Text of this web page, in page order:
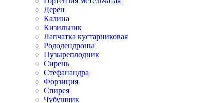
Дерен
Калина
Кизильник
Лапчатка кустарниковая
Рододендроны
Пузыреплодник
Сирень
Стефанандра
Форзиция
Спирея
Чубушник